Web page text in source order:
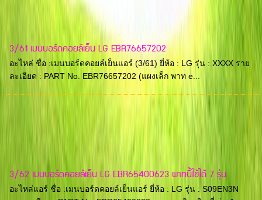
3/61 เมนบอร์ดคอยล์เย็น LG EBR76657202
อะไหล่ ชื่อ :เมนบอร์ดคอยล์เย็นแอร์ (3/61) ยี่ห้อ : LG รุ่น : XXXX ราย
ละเอียด : PART No. EBR76657202 (แผงเล็ก พาท e...
3/62 เมนบอร์ดคอยล์เย็น LG EBR65400623 พาทนี้ใช้ได้ 7 รุ่น
อะไหล่แอร์ ชื่อ :เมนบอร์ดคอยล์เย็นแอร์ ยี่ห้อ : LG รุ่น : S09EN3N